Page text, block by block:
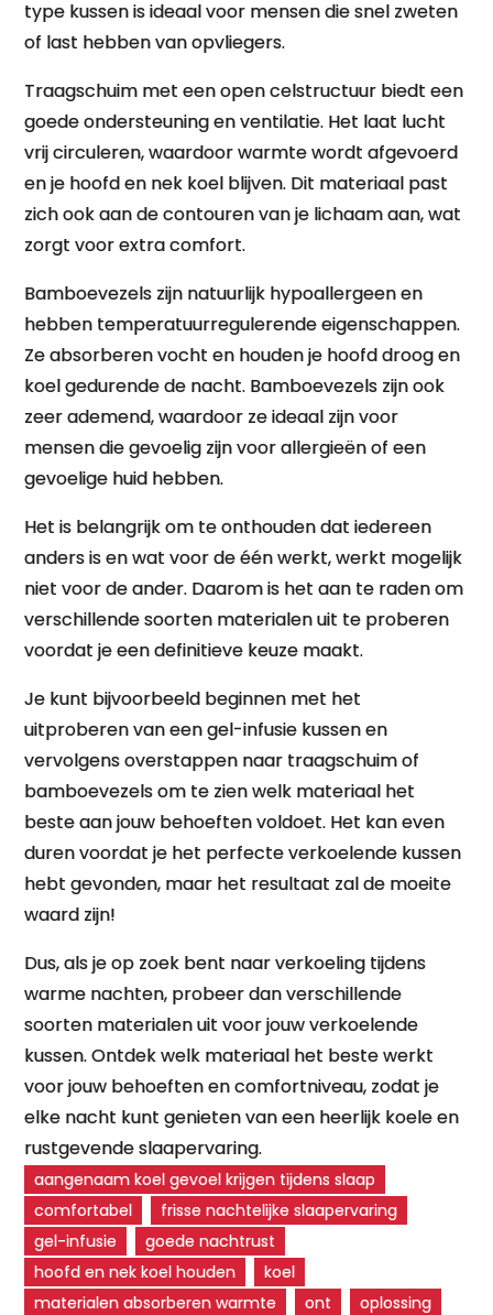
type kussen is ideaal voor mensen die snel zweten
of last hebben van opvliegers.
Traagschuim met een open celstructuur biedt een
goede ondersteuning en ventilatie. Het laat lucht
vrij circuleren, waardoor warmte wordt afgevoerd
en je hoofd en nek koel blijven. Dit materiaal past
zich ook aan de contouren van je lichaam aan, wat
zorgt voor extra comfort.
Bamboevezels zijn natuurlijk hypoallergeen en
hebben temperatuurregulerende eigenschappen.
Ze absorberen vocht en houden je hoofd droog en
koel gedurende de nacht. Bamboevezels zijn ook
zeer ademend, waardoor ze ideaal zijn voor
mensen die gevoelig zijn voor allergieën of een
gevoelige huid hebben.
Het is belangrijk om te onthouden dat iedereen
anders is en wat voor de één werkt, werkt mogelijk
niet voor de ander. Daarom is het aan te raden om
verschillende soorten materialen uit te proberen
voordat je een definitieve keuze maakt.
Je kunt bijvoorbeeld beginnen met het
uitproberen van een gel-infusie kussen en
vervolgens overstappen naar traagschuim of
bamboevezels om te zien welk materiaal het
beste aan jouw behoeften voldoet. Het kan even
duren voordat je het perfecte verkoelende kussen
hebt gevonden, maar het resultaat zal de moeite
waard zijn!
Dus, als je op zoek bent naar verkoeling tijdens
warme nachten, probeer dan verschillende
soorten materialen uit voor jouw verkoelende
kussen. Ontdek welk materiaal het beste werkt
voor jouw behoeften en comfortniveau, zodat je
elke nacht kunt genieten van een heerlijk koele en
rustgevende slaapervaring.
aangenaam koel gevoel krijgen tijdens slaap
comfortabel
frisse nachtelijke slaapervaring
gel-infusie
goede nachtrust
hoofd en nek koel houden
koel
materialen absorberen warmte
ont
oplossing